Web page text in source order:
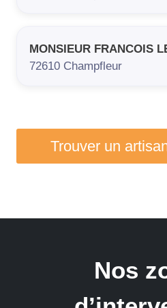
MONSIEUR FRANCOIS
72610 Champfleur
Trouver un
Nos